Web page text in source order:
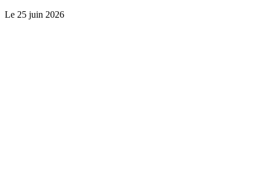
Le 25 juin 2026